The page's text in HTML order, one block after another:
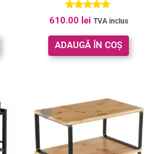
33x100x80cm, maro si
negru
Evaluat la
4.94
din 5
610.00 lei TVA inclus
ADAUGĂ ÎN COȘ